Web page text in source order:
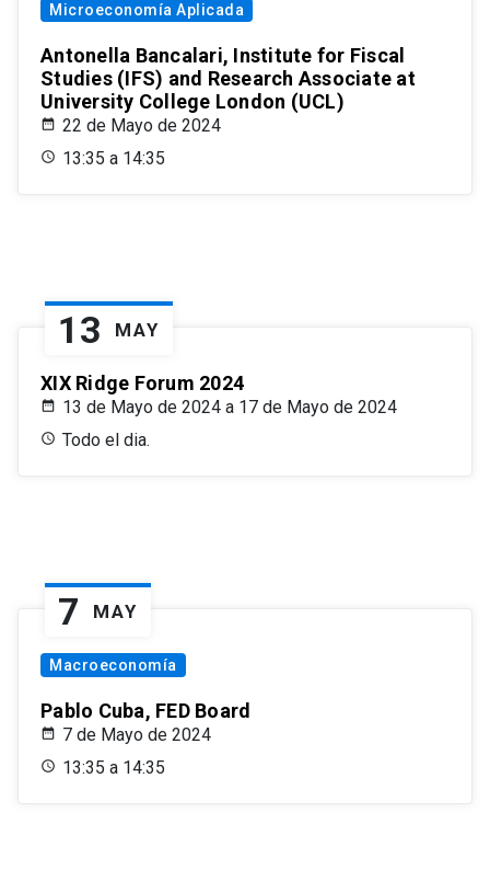
Microeconomía Aplicada
Antonella Bancalari, Institute for Fiscal
Studies (IFS) and Research Associate at
University College London (UCL)
22 de Mayo de 2024
13:35 a 14:35
13 MAY
XIX Ridge Forum 2024
13 de Mayo de 2024 a 17 de Mayo de 2024
Todo el dia.
7 MAY
Macroeconomía
Pablo Cuba, FED Board
7 de Mayo de 2024
13:35 a 14:35